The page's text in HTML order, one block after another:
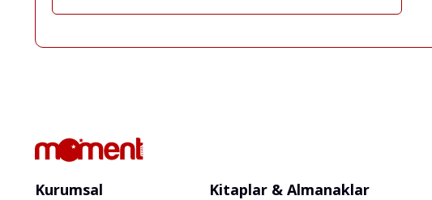
Kurumsal Kitaplar & Almanaklar